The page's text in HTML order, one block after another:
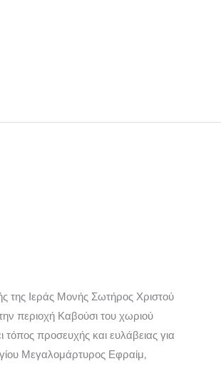
της Ιεράς Μονής Σωτήρος Χριστού
περιοχή Καβούσι του χωριού
τόπος προσευχής και ευλάβειας για
Μεγαλομάρτυρος Εφραίμ,